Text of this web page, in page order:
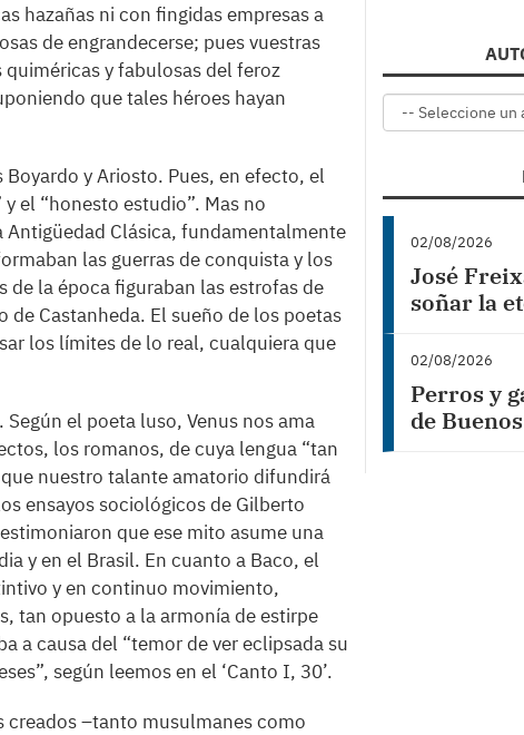
hazañas ni con fingidas empresas a
de engrandecerse; pues vuestras
y fabulosas del feroz
que tales héroes hayan
y Ariosto. Pues, en efecto, el
el “honesto estudio”. Mas no
Clásica, fundamentalmente
las guerras de conquista y los
de la época figuraban las estrofas de
de Castanheda. El sueño de los poetas
los límites de lo real, cualquiera que
Según el poeta luso, Venus nos ama
los romanos, de cuya lengua “tan
nuestro talante amatorio difundirá
ensayos sociológicos de Gilberto
que ese mito asume una
y en el Brasil. En cuanto a Baco, el
y en continuo movimiento,
tan opuesto a la armonía de estirpe
a causa del “temor de ver eclipsada su
según leemos en el ‘Canto I, 30’.
creados –tanto musulmanes como
02/08/2026
José
soñar la
02/08/2026
Perros y
de